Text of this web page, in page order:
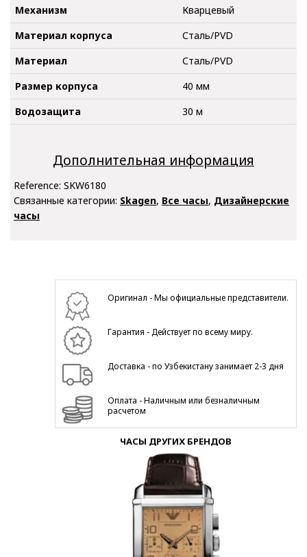
Механизм
Кварцевый
Материал корпуса
Сталь/PVD
Материал
Сталь/PVD
Размер корпуса
40 мм
Водозащита
30 м
Дополнительная информация
Reference: SKW6180
Связанные категории: Skagen, Все часы, Дизайнерские
часы
Оригинал - Мы официальные представители.
Гарантия - Действует по всему миру.
Доставка - по Узбекистану занимает 2-3 дня
Оплата - Наличным или безналичным
расчетом
ЧАСЫ ДРУГИХ БРЕНДОВ